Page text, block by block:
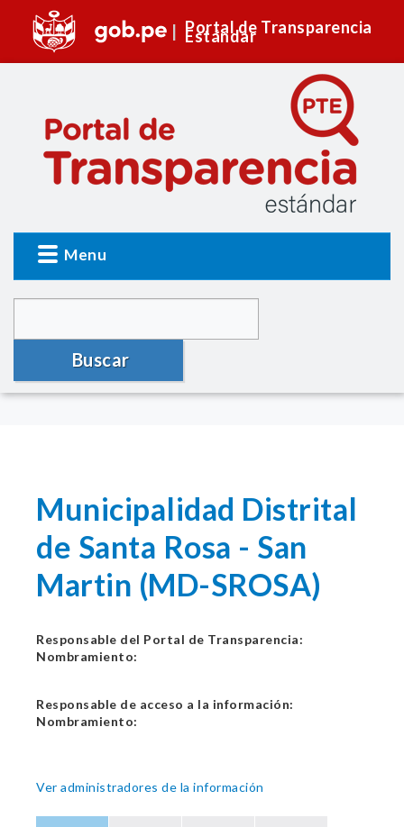
Portal de Transparencia
Estándar
Menu
Buscar
Municipalidad Distrital
de Santa Rosa - San
Martin (MD-SROSA)
Responsable del Portal de Transparencia:
Nombramiento:
Responsable de acceso a la información:
Nombramiento:
Ver administradores de la información